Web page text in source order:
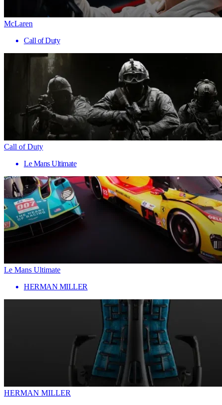
McLaren
Call of Duty
Call of Duty
Le Mans Ultimate
Le Mans Ultimate
HERMAN MILLER
HERMAN MILLER